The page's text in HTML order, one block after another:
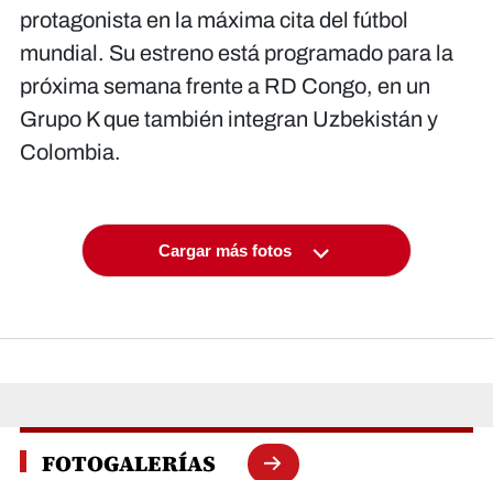
protagonista en la máxima cita del fútbol
mundial. Su estreno está programado para la
próxima semana frente a RD Congo, en un
Grupo K que también integran Uzbekistán y
Colombia.
Cargar más fotos
FOTOGALERÍAS